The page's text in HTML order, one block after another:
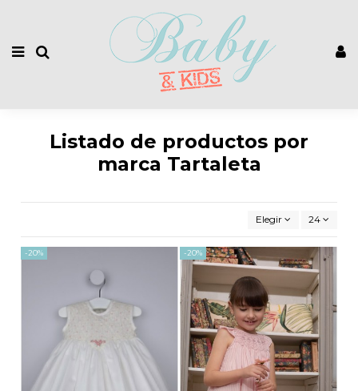
Listado de productos por
marca Tartaleta
Elegir 24
-20% -20%